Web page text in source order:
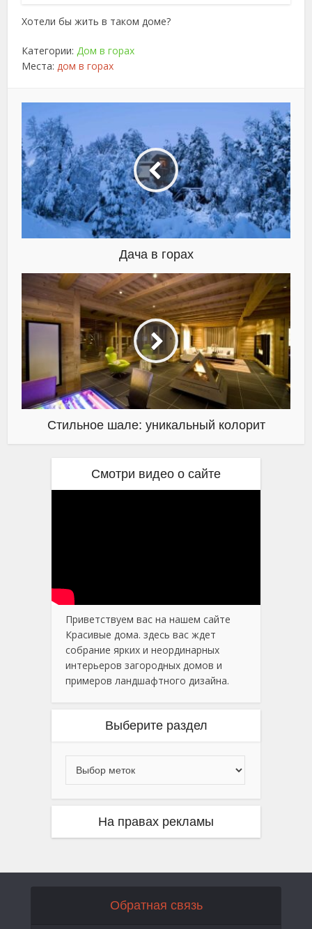
Хотели бы жить в таком доме?
Категории: Дом в горах
Места: дом в горах
Дача в горах
Стильное шале: уникальный колорит
Смотри видео о сайте
Приветствуем вас на нашем сайте
Красивые дома. здесь вас ждет
собрание ярких и неординарных
интерьеров загородных домов и
примеров ландшафтного дизайна.
Выберите раздел
На правах рекламы
Обратная связь